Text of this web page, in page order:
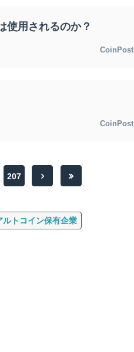
使用されるのか？
CoinPost
CoinPost
207
ルトコイン保有企業